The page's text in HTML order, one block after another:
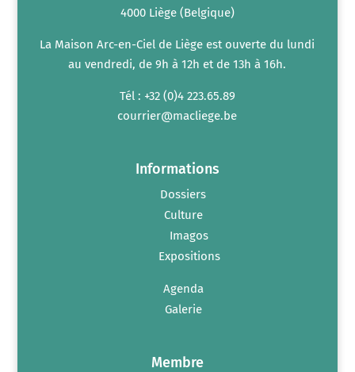
4000 Liège (Belgique)
La Maison Arc-en-Ciel de Liège est ouverte du lundi
au vendredi, de 9h à 12h et de 13h à 16h.
Tél : +32 (0)4 223.65.89
courrier@macliege.be
Informations
Dossiers
Culture
Imagos
Expositions
Agenda
Galerie
Membre